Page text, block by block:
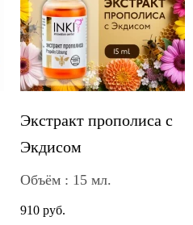
Экстракт прополиса с
Экдисом
Объём : 15 мл.
910 руб.